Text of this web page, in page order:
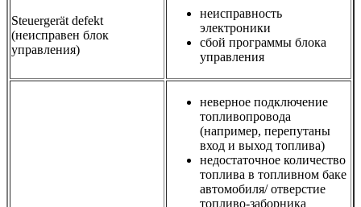
Steuergerät defekt
(неисправен блок
управления)
неисправность
электроники
сбой программы блока
управления
неверное подключение
топливопровода
(например, перепутаны
вход и выход топлива)
недостаточное количество
топлива в топливном баке
автомобиля/ отверстие
топливо-заборника